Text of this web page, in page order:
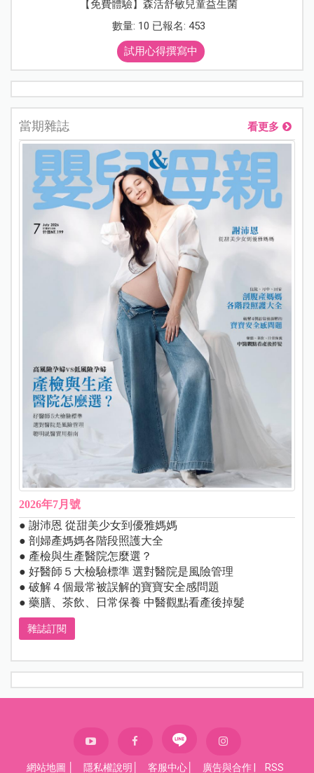
【免費體驗】森活舒敏兒童益生菌
數量: 10 已報名: 453
試用心得撰寫中
當期雜誌 看更多
2026年7月號
● 謝沛恩 從甜美少女到優雅媽媽
● 剖婦產媽媽各階段照護大全
● 產檢與生產醫院怎麼選？
● 好醫師５大檢驗標準 選對醫院是風險管理
● 破解４個最常被誤解的寶寶安全感問題
● 藥膳、茶飲、日常保養 中醫觀點看產後掉髮
雜誌訂閱
網站地圖 隱私權說明 客服中心 廣告與合作 RSS